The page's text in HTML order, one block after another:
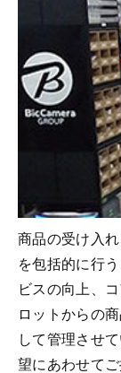
商品の受け入
を包括的に行
ビスの向上、
ロットからの
して管理させ
望にあわせて